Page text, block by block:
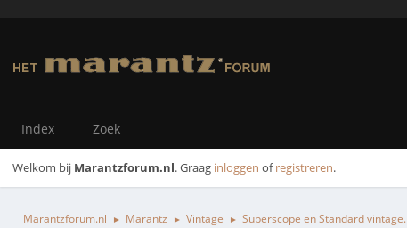
Index Zoek
Welkom bij Marantzforum.nl. Graag inloggen ofregistreren.
Marantzforum.nl ► Marantz ► Vintage ► Superscope en Standard vintage.